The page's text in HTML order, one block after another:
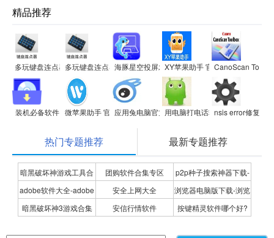
精品推荐
多玩键盘连点器多玩键盘连点器海豚星空投屏发送端XY苹果助手 官方电脑版
CanoScan
装机必备软件 微苹果助手 官方最新版应用兔电脑官方用电脑打电话软件nsis error修复工
热门专题推荐 最新专题推荐
暗黑破坏神游戏工具合
集
团购软件合集专区
p2p种子搜索神器下载-
P2P种子搜索神器专题
adobe软件大全-adobe
全系列软件下载-adobe
安全上网大全
浏览器电脑版下载-浏览
器下载合集
暗黑破坏神3游戏合集 安信行情软件
按键精灵软件哪个好?